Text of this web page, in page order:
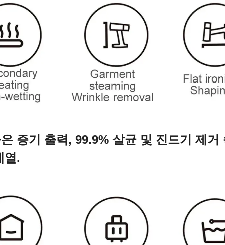
증기 출력, 99.9% 살균 및 진드기 제거
열.